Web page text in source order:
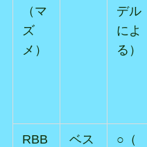
（マ
ズ
メ）
デル
によ
る）
RBB
ベス
○（